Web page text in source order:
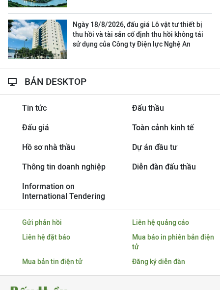
Ngày 18/8/2026, đấu giá Lô vật tư thiết bị
thu hồi và tài sản cố định thu hồi không tái
sử dụng của Công ty Điện lực Nghệ An
BẢN DESKTOP
Tin tức Đấu thầu
Đấu giá Toàn cảnh kinh tế
Hồ sơ nhà thầu Dự án đầu tư
Thông tin doanh nghiệp Diễn đàn đấu thầu
Information on
International Tendering
Gửi phản hồi
Liên hệ quảng cáo
Liên hệ đặt báo
Mua báo in phiên bản điện
tử
Mua bản tin điện tử
Đăng ký diễn đàn